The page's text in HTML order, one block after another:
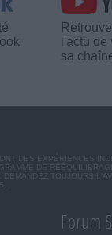
l'actu
sa
DES EXPÉRIENCES
DE
DEMANDEZ TOUJOURS
Forum